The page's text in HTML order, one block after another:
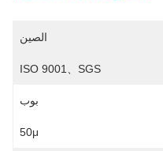
الصين
ISO 9001、SGS
بوب
50μ